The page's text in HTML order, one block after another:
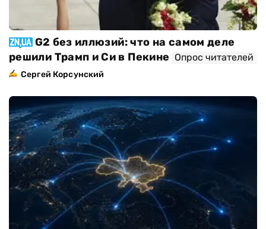
G2 без иллюзий: что на самом деле
решили Трамп и Си в Пекине Опрос читателей
Сергей Корсунский